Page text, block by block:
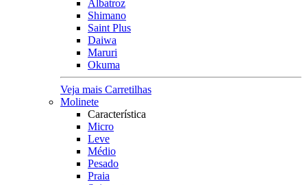
Albatroz
Shimano
Saint Plus
Daiwa
Maruri
Okuma
Veja mais Carretilhas
Molinete
Característica
Micro
Leve
Médio
Pesado
Praia